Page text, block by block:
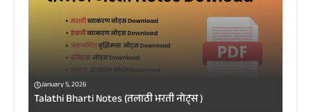
January 5, 2026
Talathi Bharti Notes (तलाठी भरती नोट्स )